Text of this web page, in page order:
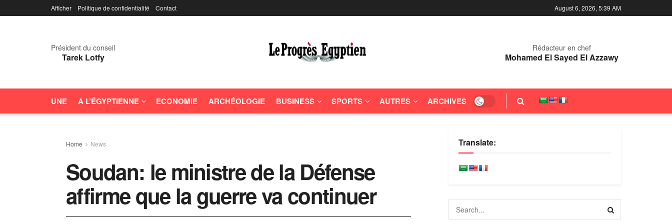
Afficher Politique de confidentialité Contact August 6, 2026, 5:39 AM
Président du conseil
Tarek Lotfy
Rédacteur en chef
Mohamed El Sayed El Azzawy
UNE A L’ÉGYPTIENNE ECONOMIE ARCHÉOLOGIE BUSINESS SPORTS AUTRES ARCHIVES
Home News
Soudan: le ministre de la Défense
affirme que la guerre va continuer
Translate: